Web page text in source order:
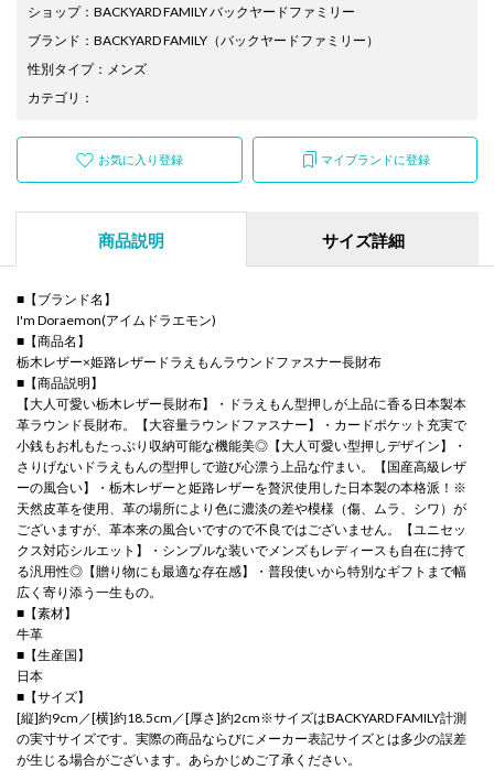
ショップ： BACKYARD FAMILY バックヤードファミリー
ブランド ： BACKYARD FAMILY （バックヤードファミリー）
性別タイプ： メンズ
カテゴリ ：
お気に入り登録 マイブランドに登録
商品説明 サイズ詳細
■【ブランド名】
I'm Doraemon(アイムドラエモン)
■【商品名】
栃木レザー×姫路レザードラえもんラウンドファスナー長財布
■【商品説明】
【大人可愛い栃木レザー長財布】・ドラえもん型押しが上品に香る日本製本
革ラウンド長財布。【大容量ラウンドファスナー】・カードポケット充実で
小銭もお札もたっぷり収納可能な機能美◎【大人可愛い型押しデザイン】・
さりげないドラえもんの型押しで遊び心漂う上品な佇まい。【国産高級レザ
ーの風合い】・栃木レザーと姫路レザーを贅沢使用した日本製の本格派！※
天然皮革を使用、革の場所により色に濃淡の差や模様（傷、ムラ、シワ）が
ございますが、革本来の風合いですので不良ではございません。【ユニセッ
クス対応シルエット】・シンプルな装いでメンズもレディースも自在に持て
る汎用性◎【贈り物にも最適な存在感】・普段使いから特別なギフトまで幅
広く寄り添う一生もの。
■【素材】
牛革
■【生産国】
日本
■【サイズ】
[縦]約9cm／[横]約18.5cm／[厚さ]約2cm※サイズはBACKYARD FAMILY計測
の実寸サイズです。実際の商品ならびにメーカー表記サイズとは多少の誤差
が生じる場合がございます。あらかじめご了承ください。